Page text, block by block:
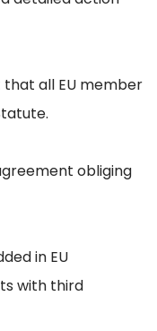
that all EU member
obliging
in EU
with third